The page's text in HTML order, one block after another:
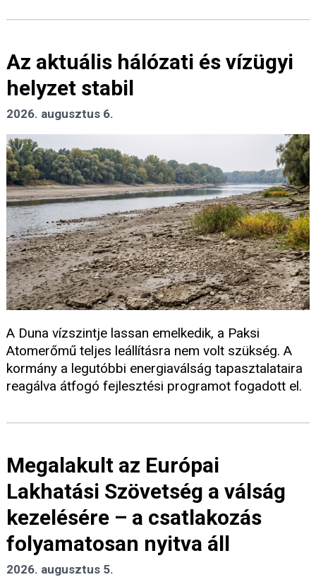
Az aktuális hálózati és vízügyi
helyzet stabil
2026. augusztus 6.
A Duna vízszintje lassan emelkedik, a Paksi
Atomerőmű teljes leállításra nem volt szükség. A
kormány a legutóbbi energiaválság tapasztalataira
reagálva átfogó fejlesztési programot fogadott el.
Megalakult az Európai
Lakhatási Szövetség a válság
kezelésére – a csatlakozás
folyamatosan nyitva áll
2026. augusztus 5.